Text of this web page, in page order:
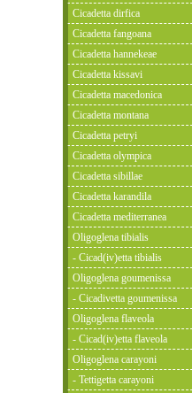
Cicadetta dirfica
Cicadetta fangoana
Cicadetta hannekeae
Cicadetta kissavi
Cicadetta macedonica
Cicadetta montana
Cicadetta petryi
Cicadetta olympica
Cicadetta sibillae
Cicadetta karandila
Cicadetta mediterranea
Oligoglena tibialis
- Cicad(iv)etta tibialis
Oligoglena goumenissa
- Cicadivetta goumenissa
Oligoglena flaveola
- Cicad(iv)etta flaveola
Oligoglena carayoni
- Tettigetta carayoni